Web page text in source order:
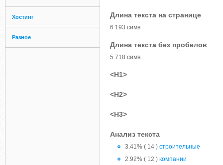
Хостинг
Разное
Длина текста на странице
6 193 симв.
Длина текста без пробелов
5 718 симв.
<H1>
<H2>
<H3>
Анализ текста
3.41% ( 14 ) строительные
2.92% ( 12 ) компании